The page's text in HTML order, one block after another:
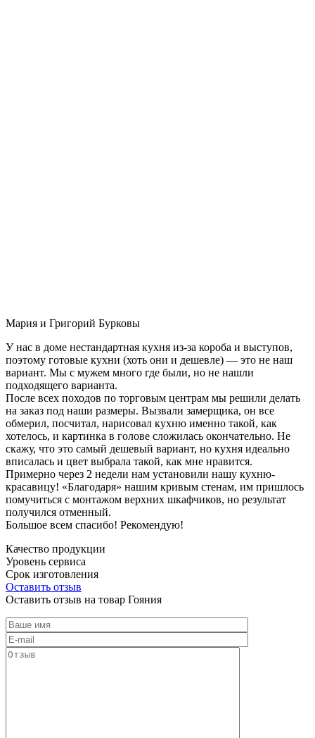
Мария и Григорий Бурковы
У нас в доме нестандартная кухня из-за короба и выступов,
поэтому готовые кухни (хоть они и дешевле) — это не наш
вариант. Мы с мужем много где были, но не нашли
подходящего варианта.
После всех походов по торговым центрам мы решили делать
на заказ под наши размеры. Вызвали замерщика, он все
обмерил, посчитал, нарисовал кухню именно такой, как
хотелось, и картинка в голове сложилась окончательно. Не
скажу, что это самый дешевый вариант, но кухня идеально
вписалась и цвет выбрала такой, как мне нравится.
Примерно через 2 недели нам установили нашу кухню-
красавицу! «Благодаря» нашим кривым стенам, им пришлось
помучиться с монтажом верхних шкафчиков, но результат
получился отменный.
Большое всем спасибо! Рекомендую!
Качество продукции
Уровень сервиса
Срок изготовления
Оставить отзыв
Оставить отзыв на товар Гояния